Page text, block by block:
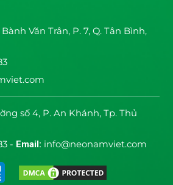
Văn Trân, P. 7, Q. Tân Bình,
số 4, P. An Khánh, Tp. Thủ
- Email: info@neonamviet.com